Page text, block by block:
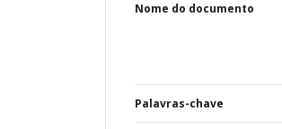
Nome do documento
Palavras-chave